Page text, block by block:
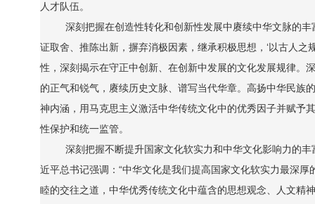
人才队伍。
深刻把握在创造性转化和创新性发展中赓续中华文脉的
证取舍、推陈出新，摒弃消极因素，继承积极思想，‘以古人
性，深刻揭示在守正中创新、在创新中发展的文化发展规律。
的正气和锐气，赓续历史文脉、谱写当代华章。高扬中华民族
神内涵，用马克思主义激活中华传统文化中的优秀因子并赋予
性保护和统一监管。
深刻把握不断提升国家文化软实力和中华文化影响力的
近平总书记强调：“中华文化是我们提高国家文化软实力最深
睦的交往之道，中华优秀传统文化中蕴含的思想观念、人文精